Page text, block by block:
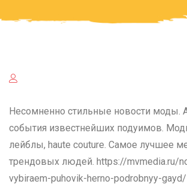
Несомненно стильные новости моды.
события известнейших подуимов.
лейблы, haute couture. Самое лучшее
трендовых людей. https://mvmedia.ru/
vybiraem-puhovik-herno-podrobnyy-gayd/